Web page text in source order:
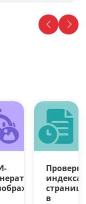
Проверка
страниц
в